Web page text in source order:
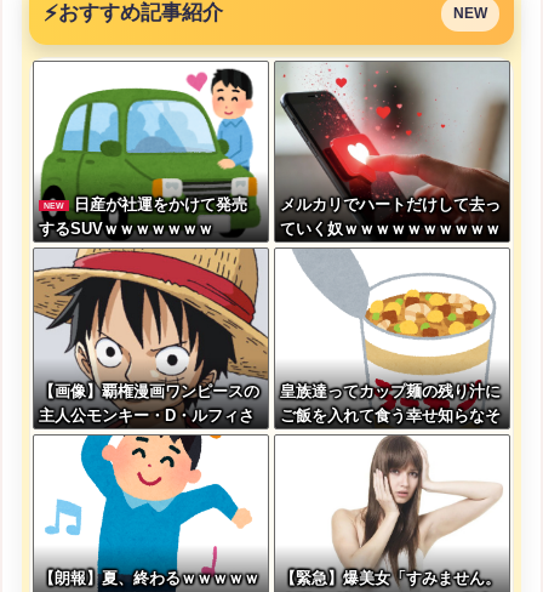
⚡おすすめ記事紹介 NEW
NEW
日産が社運をかけて発売
するSUVｗｗｗｗｗｗｗ
メルカリでハートだけして去っ
ていく奴ｗｗｗｗｗｗｗｗｗｗ
ｗｗｗ
【画像】覇権漫画ワンピースの
主人公モンキー・D・ルフィさ
ん、変わり果てた姿で発見され
る・・・
皇族達ってカップ麺の残り汁に
ご飯を入れて食う幸せ知らなそ
うだよなｗ
【朗報】夏、終わるｗｗｗｗｗ
【緊急】爆美女「すみません。